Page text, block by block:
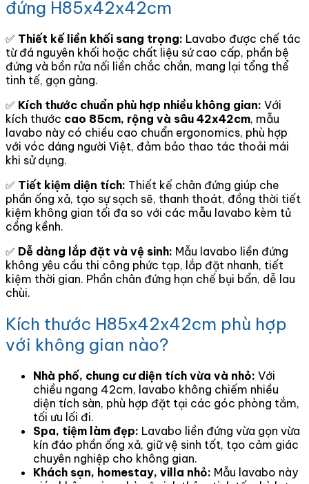
đứng H85x42x42cm
✅ Thiết kế liền khối sang trọng: Lavabo được chế tác
từ đá nguyên khối hoặc chất liệu sứ cao cấp, phần bệ
đứng và bồn rửa nối liền chắc chắn, mang lại tổng thể
tinh tế, gọn gàng.
✅ Kích thước chuẩn phù hợp nhiều không gian: Với
kích thước cao 85cm, rộng và sâu 42x42cm, mẫu
lavabo này có chiều cao chuẩn ergonomics, phù hợp
với vóc dáng người Việt, đảm bảo thao tác thoải mái
khi sử dụng.
✅ Tiết kiệm diện tích: Thiết kế chân đứng giúp che
phần ống xả, tạo sự sạch sẽ, thanh thoát, đồng thời tiết
kiệm không gian tối đa so với các mẫu lavabo kèm tủ
cồng kềnh.
✅ Dễ dàng lắp đặt và vệ sinh: Mẫu lavabo liền đứng
không yêu cầu thi công phức tạp, lắp đặt nhanh, tiết
kiệm thời gian. Phần chân đứng hạn chế bụi bẩn, dễ lau
chùi.
Kích thước H85x42x42cm phù hợp
với không gian nào?
Nhà phố, chung cư diện tích vừa và nhỏ: Với
chiều ngang 42cm, lavabo không chiếm nhiều
diện tích sàn, phù hợp đặt tại các góc phòng tắm,
tối ưu lối đi.
Spa, tiệm làm đẹp: Lavabo liền đứng vừa gọn vừa
kín đáo phần ống xả, giữ vệ sinh tốt, tạo cảm giác
chuyên nghiệp cho không gian.
Khách sạn, homestay, villa nhỏ: Mẫu lavabo này